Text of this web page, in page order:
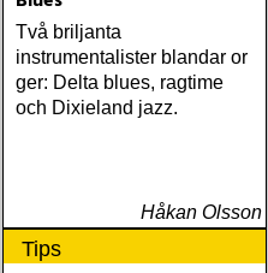
Två briljanta
instrumentalister blandar or
ger: Delta blues, ragtime
och Dixieland jazz.
Håkan Olsson
Tips